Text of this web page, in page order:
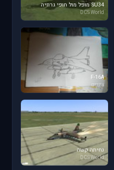
SU34 מופל מול חופי גרוזיה
DCS World
F-16A
ציורים
נחיתה קשה
DCS World